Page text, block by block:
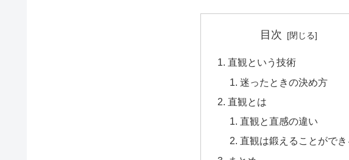
目次
直観という技術
迷ったときの決め方
直観とは
直観と直感の違い
直観は鍛えることができ